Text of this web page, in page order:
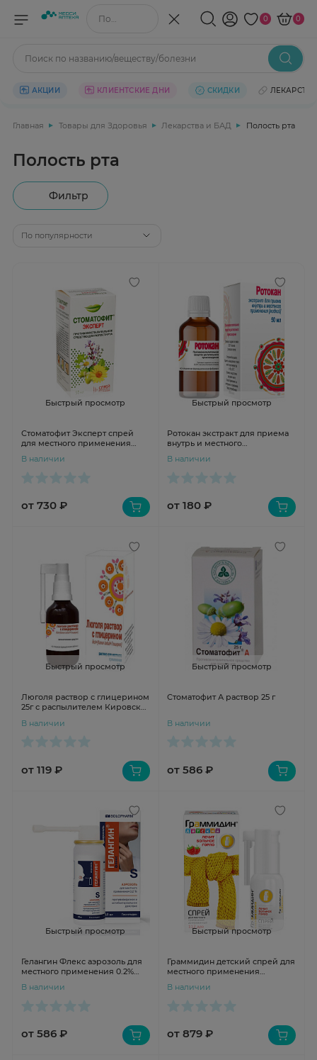
Поиск по названию/веществу 0 0
Поиск по названию/веществу/болезни
АКЦИИ КЛИЕНТСКИЕ ДНИ СКИДКИ ЛЕКАРСТВА
Главная Товары для Здоровья Лекарства и БАД Полость рта
Полость рта
Фильтр
По популярности
Быстрый просмотр
Стоматофит Эксперт спрей
для местного применения
В наличии
от 730 ₽
Быстрый просмотр
Ротокан экстракт для приема
внутрь и местного
фф
В наличии
от 180 ₽
Быстрый просмотр
Люголя раствор с глицерином
25г с распылителем Кировская
В наличии
от 119 ₽
Быстрый просмотр
Стоматофит А раствор 25 г
В наличии
от 586 ₽
Быстрый просмотр
Гелангин Флекс аэрозоль для
местного применения 0.2%
В наличии
от 586 ₽
Быстрый просмотр
Граммидин детский спрей для
местного применения
доза 112 доз
В наличии
от 879 ₽